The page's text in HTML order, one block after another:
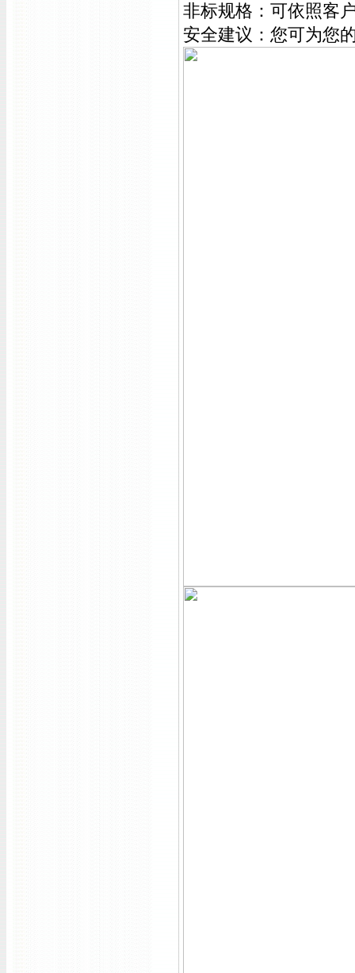
非标规格：可依照客
安全建议：您可为您